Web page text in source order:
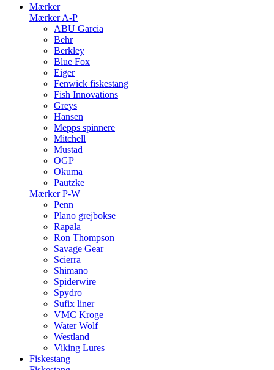
Mærker
Mærker A-P
ABU Garcia
Behr
Berkley
Blue Fox
Eiger
Fenwick fiskestang
Fish Innovations
Greys
Hansen
Mepps spinnere
Mitchell
Mustad
OGP
Okuma
Pautzke
Mærker P-W
Penn
Plano grejbokse
Rapala
Ron Thompson
Savage Gear
Scierra
Shimano
Spiderwire
Spydro
Sufix liner
VMC Kroge
Water Wolf
Westland
Viking Lures
Fiskestang